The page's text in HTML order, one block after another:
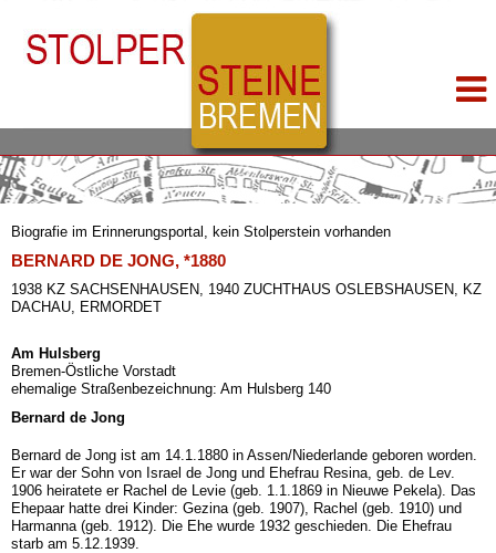
Biografie im Erinnerungsportal, kein Stolperstein vorhanden
BERNARD DE JONG, *1880
1938 KZ SACHSENHAUSEN, 1940 ZUCHTHAUS OSLEBSHAUSEN, KZ
DACHAU, ERMORDET
Am Hulsberg
Bremen-Östliche Vorstadt
ehemalige Straßenbezeichnung: Am Hulsberg 140
Bernard de Jong
Bernard de Jong ist am 14.1.1880 in Assen/Niederlande geboren worden.
Er war der Sohn von Israel de Jong und Ehefrau Resina, geb. de Lev.
1906 heiratete er Rachel de Levie (geb. 1.1.1869 in Nieuwe Pekela). Das
Ehepaar hatte drei Kinder: Gezina (geb. 1907), Rachel (geb. 1910) und
Harmanna (geb. 1912). Die Ehe wurde 1932 geschieden. Die Ehefrau
starb am 5.12.1939.